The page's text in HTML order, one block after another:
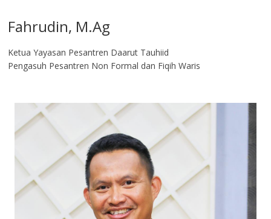
Fahrudin, M.Ag​
Ketua Yayasan Pesantren Daarut Tauhiid
Pengasuh Pesantren Non Formal dan Fiqih Waris